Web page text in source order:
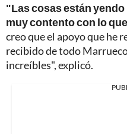
"Las cosas están
muy contento con lo
creo que el apoyo que he
recibido de todo
increíbles", explicó.